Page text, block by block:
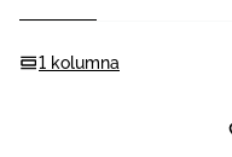
1 kolumna